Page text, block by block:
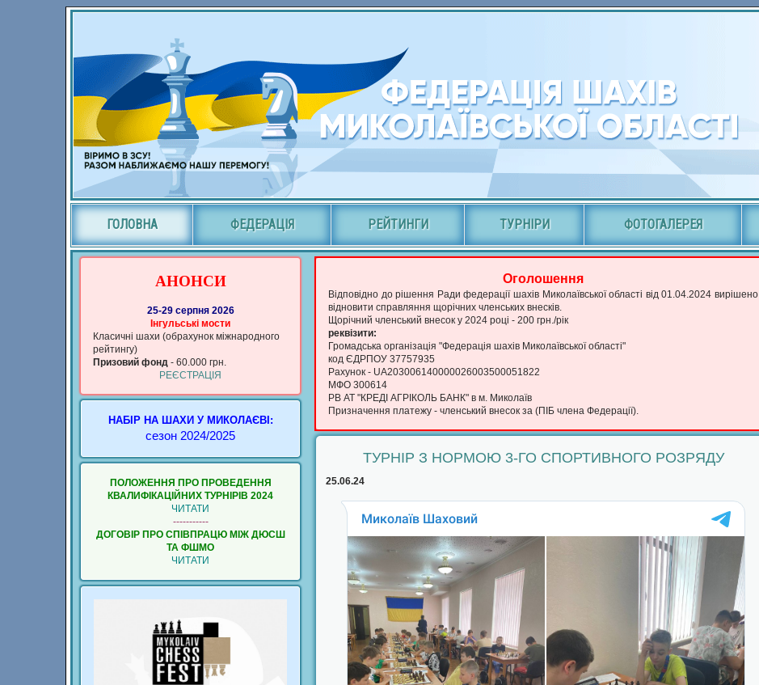
ГОЛОВНА ФЕДЕРАЦІЯ РЕЙТИНГИ ТУРНІРИ ФОТОГАЛЕРЕЯ
Оголошення
Відповідно до рішення Ради федерації шахів Миколаївської області від 01.04.2024 вирішено
відновити справляння щорічних членських внесків.
Щорічний членський внесок у 2024 році - 200 грн./рік
реквізити:
Громадська організація "Федерація шахів Миколаївської області"
код ЄДРПОУ 37757935
Рахунок - UA203006140000026003500051822
МФО 300614
РВ АТ "КРЕДІ АГРІКОЛЬ БАНК" в м. Миколаїв
Призначення платежу - членський внесок за (ПІБ члена Федерації).
ТУРНІР З НОРМОЮ 3-ГО СПОРТИВНОГО РОЗРЯДУ
25.06.24
АНОНСИ
25-29 серпня 2026
Iнгульськi мости
Класичні шахи (обрахунок мiжнародного
рейтингу)
Призовий фонд - 60.000 грн.
РЕЄСТРАЦІЯ
НАБІР НА ШАХИ У МИКОЛАЄВІ:
сезон 2024/2025
ПОЛОЖЕННЯ ПРО ПРОВЕДЕННЯ
КВАЛИФIКАЦIЙНИХ ТУРНIРIВ 2024
ЧИТАТИ
-----------
ДОГОВІР ПРО СПІВПРАЦЮ МІЖ ДЮСШ
ТА ФШМО
ЧИТАТИ